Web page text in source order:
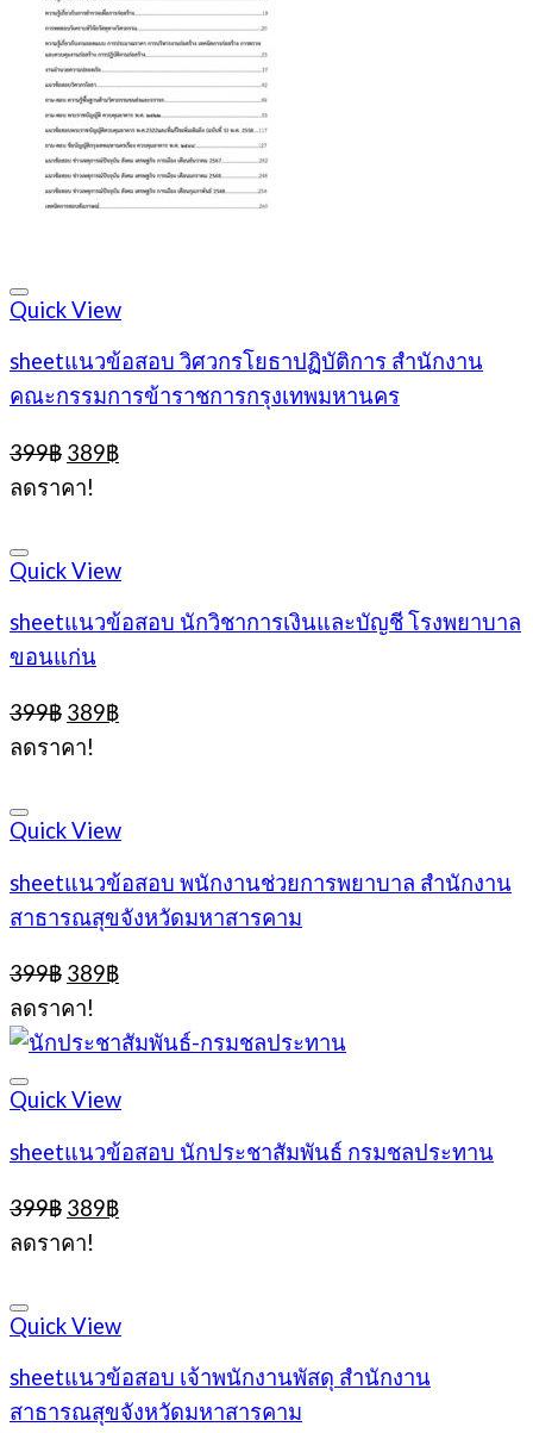
Quick View
sheetแนวข้อสอบ วิศวกรโยธาปฏิบัติการ สำนักงาน
คณะกรรมการข้าราชการกรุงเทพมหานคร
399฿ Original
price
was:
389฿Current
ลดราคา!
Quick View
sheetแนวข้อสอบ นักวิชาการเงินและบัญชี โรงพยาบาล
ขอนแก่น
399฿ Original
price
was:
389฿Current
ลดราคา!
Quick View
sheetแนวข้อสอบ พนักงานช่วยการพยาบาล สำนักงาน
สาธารณสุขจังหวัดมหาสารคาม
399฿ Original
price
was:
399฿.
389฿Current
389฿.
ลดราคา!
Quick View
sheetแนวข้อสอบ นักประชาสัมพันธ์ กรมชลประทาน
399฿ Original
price
was:
389฿Current
ลดราคา!
Quick View
sheetแนวข้อสอบ เจ้าพนักงานพัสดุ สำนักงาน
สาธารณสุขจังหวัดมหาสารคาม